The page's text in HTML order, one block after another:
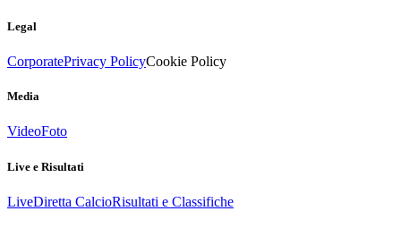
Legal
CorporatePrivacy PolicyCookie Policy
Media
VideoFoto
Live e Risultati
LiveDiretta CalcioRisultati e Classifiche